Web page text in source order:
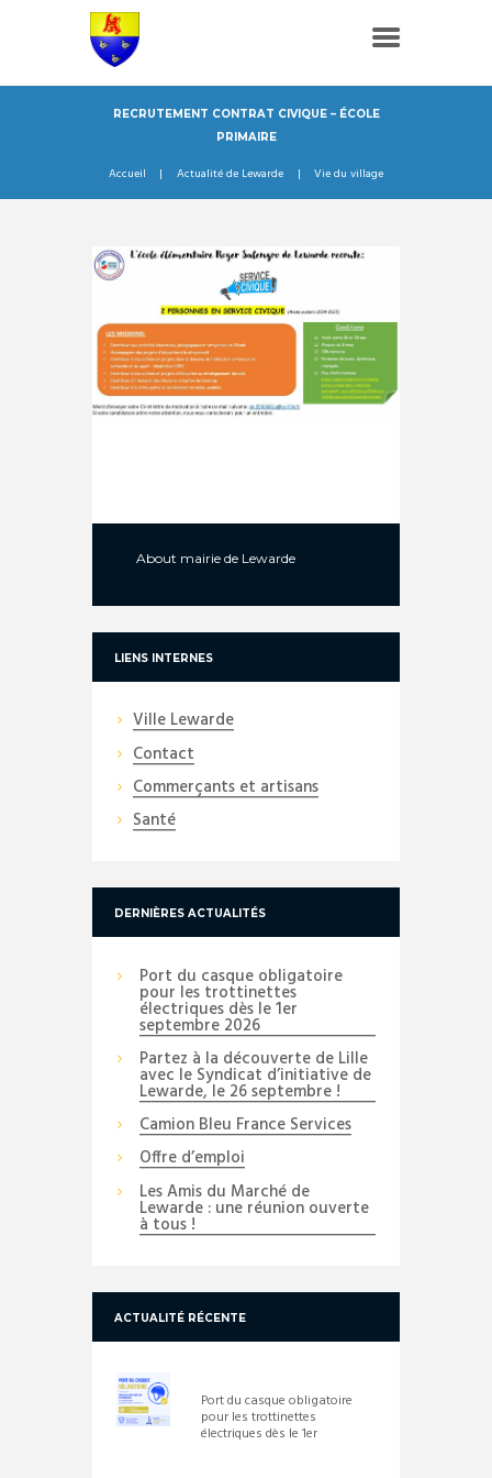
RECRUTEMENT CONTRAT CIVIQUE – ÉCOLE
PRIMAIRE
Accueil Actualité de Lewarde Vie du village
About mairie de Lewarde
LIENS INTERNES
Ville Lewarde
Contact
Commerçants et artisans
Santé
DERNIÈRES ACTUALITÉS
Port du casque obligatoire
pour les trottinettes
électriques dès le 1er
septembre 2026
Partez à la découverte de Lille
avec le Syndicat d’initiative de
Lewarde, le 26 septembre !
Camion Bleu France Services
Offre d’emploi
Les Amis du Marché de
Lewarde : une réunion ouverte
à tous !
ACTUALITÉ RÉCENTE
Port du casque obligatoire
pour les trottinettes
électriques dès le 1er